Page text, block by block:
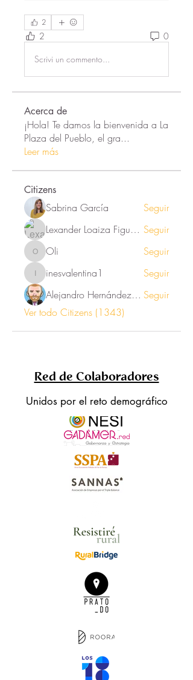
2
2 0
Scrivi un commento...
Acerca de
¡Hola! Te damos la bienvenida a La
Plaza del Pueblo, el gra...
Leer más
Citizens
Sabrina García
Seguir
Lexander Loaiza Figueroa Seguir
Oli Oli Seguir
inesvalentina1
inesvalentina1
Seguir
Alejandro Hernández Renner Seguir
Ver todo Citizens (1343)
Red de Colaboradores
Unidos por el reto demográfico